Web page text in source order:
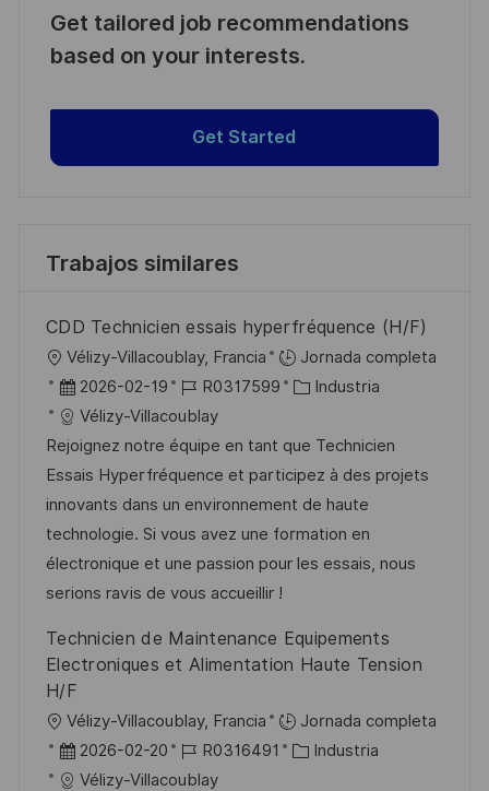
Get tailored job recommendations
based on your interests.
Get Started
Trabajos similares
CDD Technicien essais hyperfréquence (H/F)
U
b
c
a
c
i
ó
n
Vélizy-Villacoublay, Francia
Jornada completa
F
e
c
h
a
d
e
p
b
l
i
c
a
2026-02-19
I
D
d
e
e
m
p
l
o
R0317599
C
t
e
g
o
r
Industria
Vélizy-Villacoublay
Rejoignez notre équipe en tant que Technicien
Essais Hyperfréquence et participez à des projets
innovants dans un environnement de haute
technologie. Si vous avez une formation en
électronique et une passion pour les essais, nous
serions ravis de vous accueillir !
Technicien de Maintenance Equipements
Electroniques et Alimentation Haute Tension
H/F
U
b
Vélizy-Villacoublay, Francia
Jornada completa
F
e
2026-02-20
I
D
R0316491
C Industria
Vélizy-Villacoublay